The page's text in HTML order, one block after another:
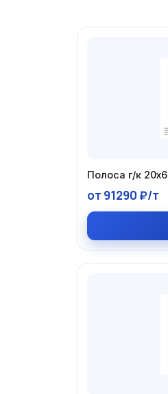
Полоса г/к 20х6
от 91290 ₽/т